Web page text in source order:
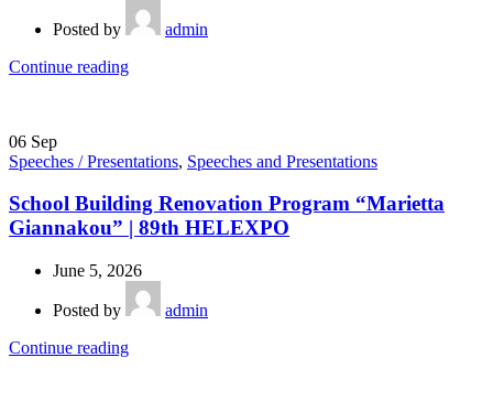
Posted by
admin
Continue reading
06 Sep
Speeches / Presentations, Speeches and Presentations
School Building Renovation Program “Marietta
Giannakou” | 89th HELEXPO
June 5, 2026
Posted by
admin
Continue reading